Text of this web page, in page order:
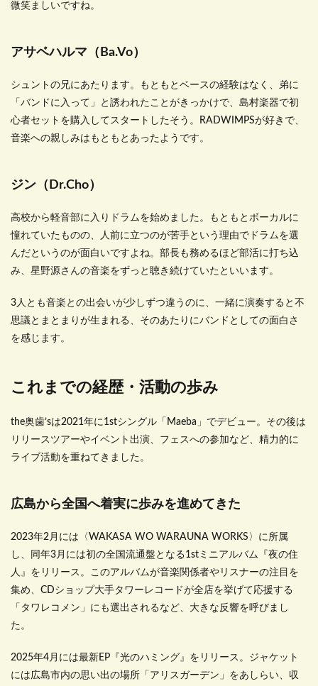
微笑ましいですね。
アサベハルマ（Ba.Vo）
シュントの兄にあたります。もともとベースの経験はなく、弟に
「バンドに入って」と誘われたことがきっかけで、島村楽器で初
心者セットを購入してスタートしたそう。RADWIMPSが好きで、
音楽への親しみはもともとあったようです。
ジン（Dr.Cho）
高校から軽音部に入りドラムを始めました。もともとボーカルに
憧れていたものの、人前に立つのが苦手という理由でドラムを選
んだというのが面白いですよね。部長も務めるほど部活に打ち込
み、星野源さんの音楽をずっと聴き続けていたといいます。
3人とも音楽との出会いが少しずつ違うのに、一緒に演奏すると不
思議とまとまりが生まれる、そのあたりにバンドとしての面白さ
を感じます。
これまでの経歴・活動の歩み
the奥歯’sは2021年に1stシングル「Maeba」でデビュー。その後は
リリースツアーやイベント出演、フェスへの参加など、精力的に
ライブ活動を重ねてきました。
広島から全国へ着実に歩みを進めてきた
2023年2月には〈WAKASA WO WARAUNA WORKS〉に所属
し、同年3月には初の全国流通盤となる1stミニアルバム『夜の住
人』をリリース。このアルバムが音楽関係者やリスナーの注目を
集め、CDショップ大手タワーレコードが全店を挙げて応援する
「タワレコメン」にも選出されるなど、大きな反響を呼びまし
た。
2025年4月には最新EP『光のハミング』をリリース。ジャケット
には広島市内の思い出の場所「アリスガーデン」をあしらい、収